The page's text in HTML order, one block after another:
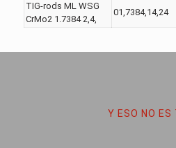
TIG-rods ML WSG
CrMo2 1.7384 2,4,
01,7384,14,24
Y ESO NO ES